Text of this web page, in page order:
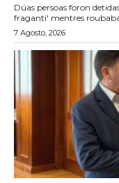
Dúas persoas foron
fraganti' mentres
7 Agosto, 2026